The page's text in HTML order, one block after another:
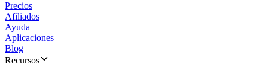
Precios
Afiliados
Ayuda
Aplicaciones
Blog
Recursos